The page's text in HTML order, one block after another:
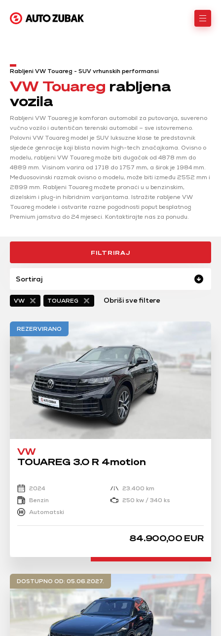
VW Touareg rabljena
vozila
Rabljeni VW Touareg je komforan automobil za putovanja, suvereno
vučno vozilo i autentičan terenski automobil – sve istovremeno.
Polovni VW Touareg model je SUV luksuzne klase te predstavnik
sljedeće genracije koji blista novim high-tech značajkama. Ovisno o
modelu, rabljeni VW Touareg može biti dugačak od 4878 mm do
4889 mm. Visinom varira od 1718 do 1757 mm, a širok je 1984 mm.
Međuosovinski razmak ovisno o modelu, može biti između 2552 mm i
2899 mm. Rabljeni Touareg možete pronaći u u benzinskim,
dizelskim i plug-in hibridnim varijantama. Istražite rabljene VW
Touareg modele i ostvarite razne pogodnosti poput besplatnog
Premium jamstva do 24 mjeseci. Kontaktirajte nas za ponudu.
Rabljeni VW Touareg - SUV vrhunskih performansi
FILTRIRAJ
Sortiraj
VW TOUAREG Obriši sve filtere
REZERVIRANO
VW
TOUAREG 3.0 R 4motion
2024
23.400 km
Benzin
250 kw / 340 ks
Automatski
84.900,00 EUR
DOSTUPNO OD: 05.06.2027.